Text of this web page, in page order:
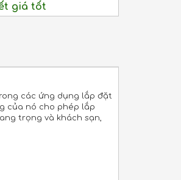
giá tốt
các ứng dụng lắp đặt
của nó cho phép lắp
trọng và khách sạn,